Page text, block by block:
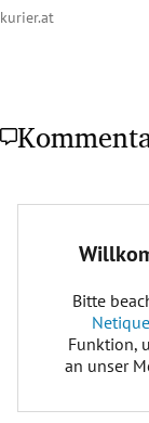
kurier.at